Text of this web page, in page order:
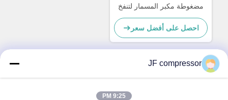
مضغوطة مكبر المسمار لتنفخ
زجاجات بي تي
احصل على أفضل سعر
JF compressor
9:25 PM